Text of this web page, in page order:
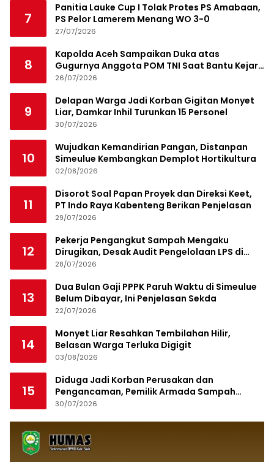
7
Panitia Lauke Cup I Tolak Protes PS Amabaan,
PS Pelor Lamerem Menang WO 3-0
27/07/2026
8
Kapolda Aceh Sampaikan Duka atas
Gugurnya Anggota POM TNI Saat Bantu Kejar
Bandar Narkoba
26/07/2026
9
Delapan Warga Jadi Korban Gigitan Monyet
Liar, Damkar Inhil Turunkan 15 Personel
30/07/2026
10
Wujudkan Kemandirian Pangan, Distanpan
Simeulue Kembangkan Demplot Hortikultura
02/08/2026
11
Disorot Soal Papan Proyek dan Direksi Keet,
PT Indo Raya Kabenteng Berikan Penjelasan
29/07/2026
12
Pekerja Pengangkut Sampah Mengaku
Dirugikan, Desak Audit Pengelolaan LPS di
Pekanbaru
28/07/2026
13
Dua Bulan Gaji PPPK Paruh Waktu di Simeulue
Belum Dibayar, Ini Penjelasan Sekda
22/07/2026
14
Monyet Liar Resahkan Tembilahan Hilir,
Belasan Warga Terluka Digigit
03/08/2026
15
Diduga Jadi Korban Perusakan dan
Pengancaman, Pemilik Armada Sampah
Siapkan Laporan Polisi
30/07/2026